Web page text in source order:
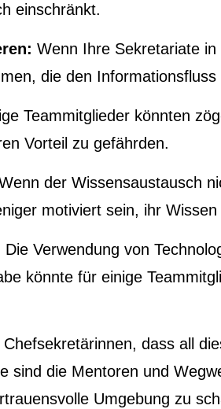
einschränkt.
Wenn Ihre Sekretariate
die den Informationsfluss
Teammitglieder könnten
Vorteil zu gefährden.
der Wissensaustausch
motiviert sein, ihr Wissen
Die Verwendung von
könnte für einige
dass all
sind die Mentoren und
Umgebung zu